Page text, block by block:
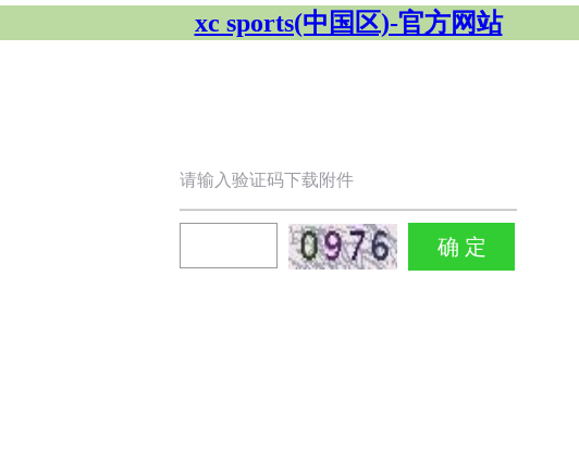
xc sports(中国区)-官方网站
请输入验证码下载附件